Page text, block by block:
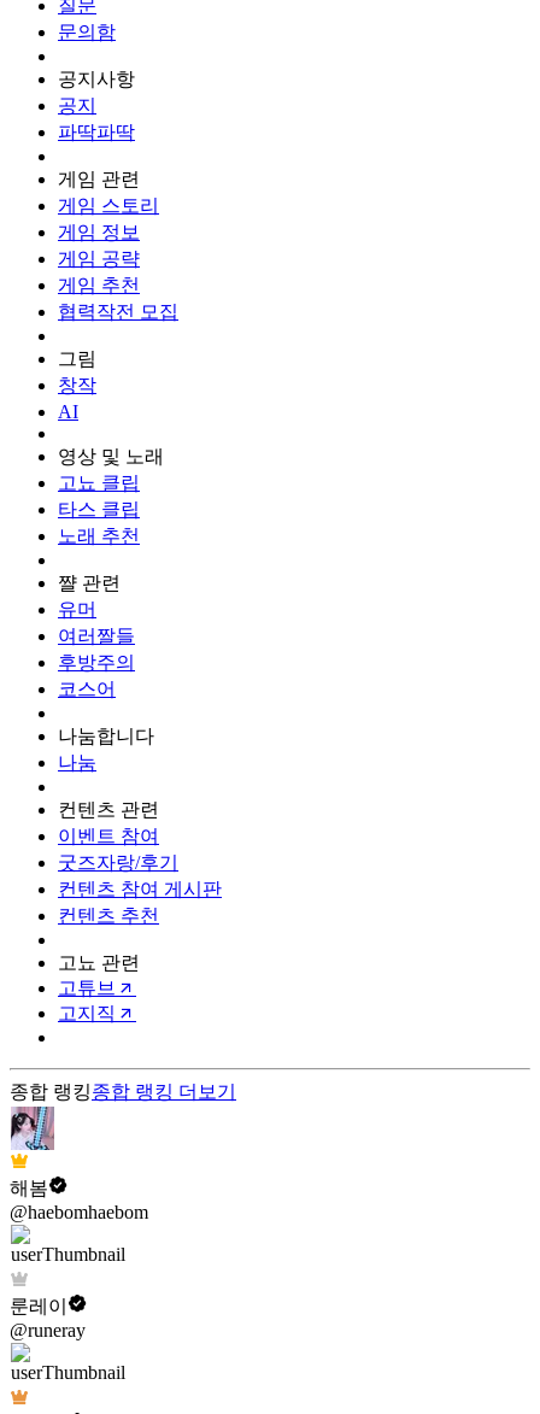
질문
문의함
공지사항
공지
파딱파딱
게임 관련
게임 스토리
게임 정보
게임 공략
게임 추천
협력작전 모집
그림
창작
AI
영상 및 노래
고뇨 클립
타스 클립
노래 추천
쨜 관련
유머
여러짤들
후방주의
코스어
나눔합니다
나눔
컨텐츠 관련
이벤트 참여
굿즈자랑/후기
컨텐츠 참여 게시판
컨텐츠 추천
고뇨 관련
고튜브
고지직
종합 랭킹종합 랭킹 더보기
해봄
@haebomhaebom
룬레이
@runeray